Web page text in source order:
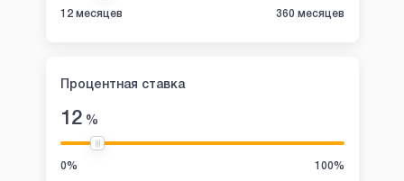
12 месяцев 360 месяцев
Процентная ставка
12%
0% 100%